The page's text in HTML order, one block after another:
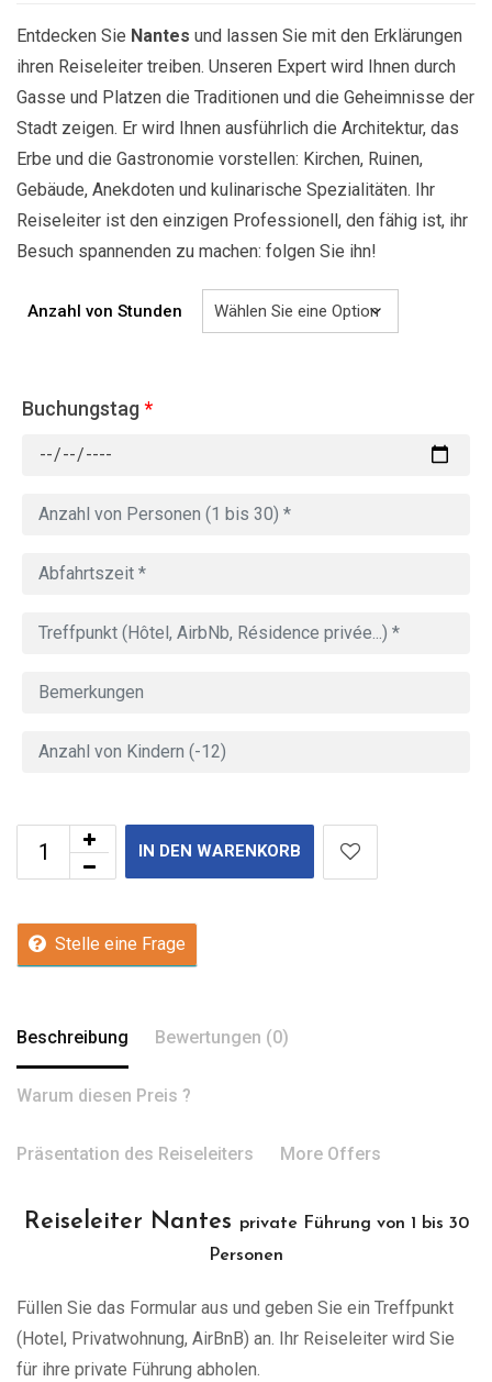
Entdecken Sie Nantes und lassen Sie mit den Erklärungen
ihren Reiseleiter treiben. Unseren Expert wird Ihnen durch
Gasse und Platzen die Traditionen und die Geheimnisse der
Stadt zeigen. Er wird Ihnen ausführlich die Architektur, das
Erbe und die Gastronomie vorstellen: Kirchen, Ruinen,
Gebäude, Anekdoten und kulinarische Spezialitäten. Ihr
Reiseleiter ist den einzigen Professionell, den fähig ist, ihr
Besuch spannenden zu machen: folgen Sie ihn!
Anzahl von Stunden
Buchungstag*
IN DEN WARENKORB
Stelle eine Frage
Beschreibung Bewertungen (0)
Warum diesen Preis ?
Präsentation des Reiseleiters More Offers
Reiseleiter Nantes private Führung von 1 bis 30
Personen
Füllen Sie das Formular aus und geben Sie ein Treffpunkt
(Hotel, Privatwohnung, AirBnB) an. Ihr Reiseleiter wird Sie
für ihre private Führung abholen.